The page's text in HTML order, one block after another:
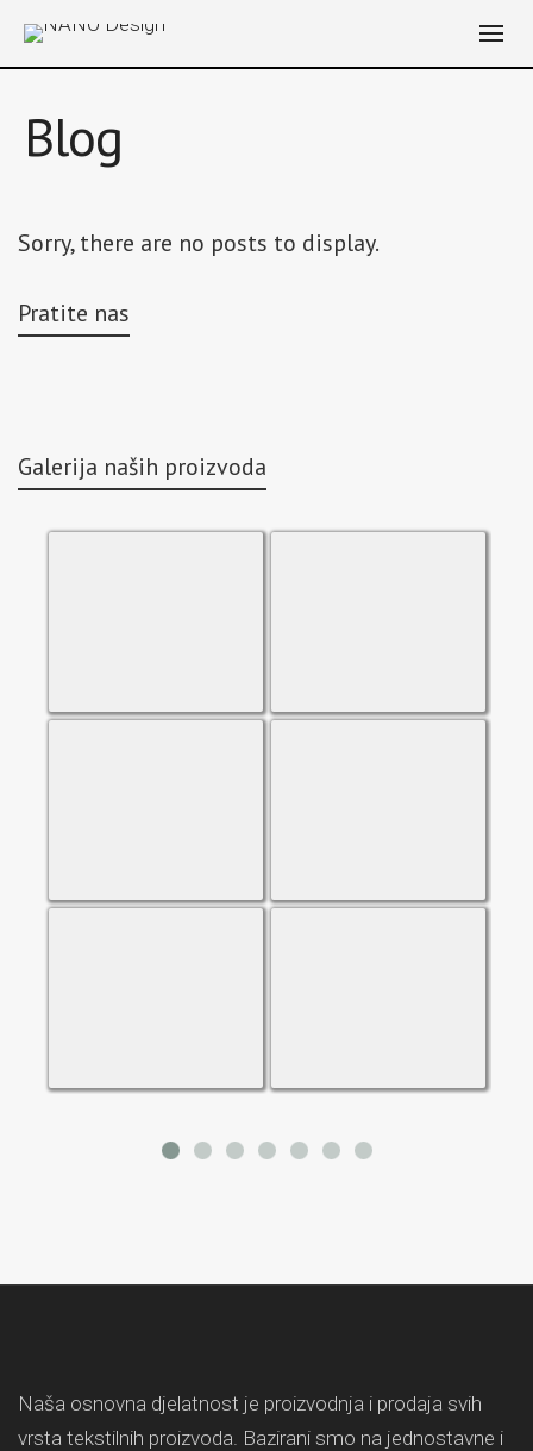
Blog
Sorry, there are no posts to display.
Pratite nas
Galerija naših proizvoda
Naša osnovna djelatnost je proizvodnja i prodaja svih
vrsta tekstilnih proizvoda. Bazirani smo na jednostavne i